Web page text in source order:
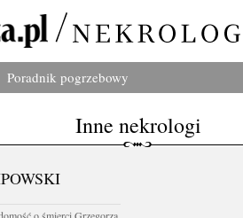
Poradnik pogrzebowy
Inne nekrologi